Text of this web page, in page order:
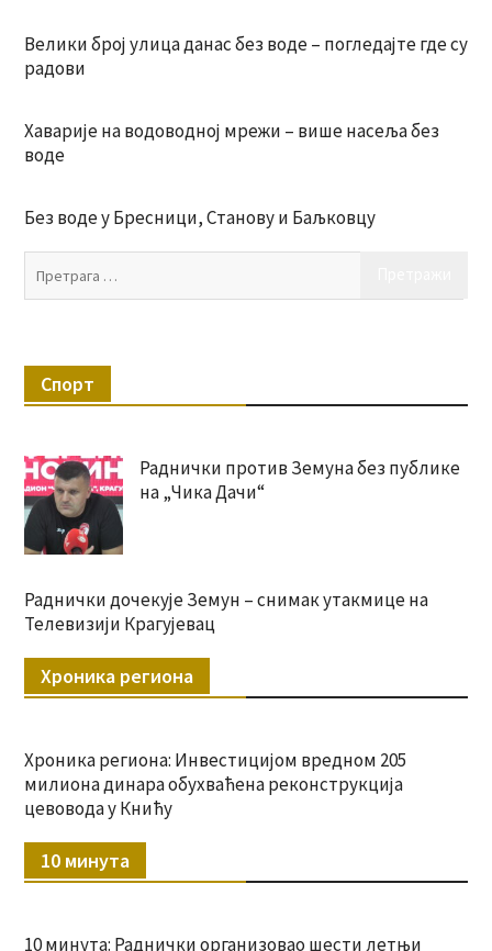
Велики број улица данас без воде – погледајте где су
радови
Хаварије на водоводној мрежи – више насеља без
воде
Без воде у Бресници, Станову и Баљковцу
Спорт
Раднички против Земуна без публике
на „Чика Дачи“
Раднички дочекује Земун – снимак утакмице на
Телевизији Крагујевац
Хроника региона
Хроника региона: Инвестицијом вредном 205
милиона динара обухваћена реконструкција
цевовода у Книћу
10 минута
10 минута: Раднички организовао шести летњи